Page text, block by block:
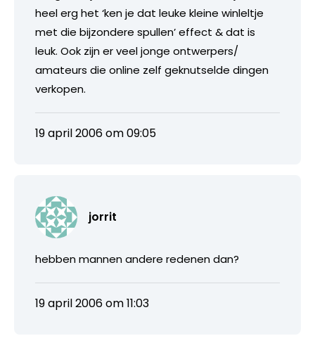
heel erg het ‘ken je dat leuke kleine winleltje
met die bijzondere spullen’ effect & dat is
leuk. Ook zijn er veel jonge ontwerpers/
amateurs die online zelf geknutselde dingen
verkopen.
19 april 2006 om 09:05
jorrit
hebben mannen andere redenen dan?
19 april 2006 om 11:03